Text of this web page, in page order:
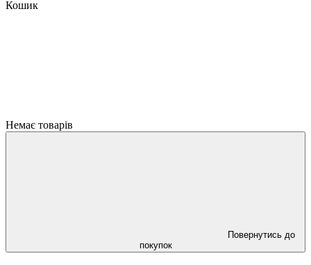
Кошик
Немає товарів
Повернутись до
покупок